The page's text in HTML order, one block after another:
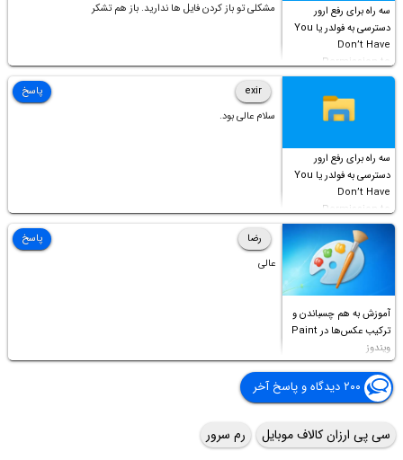
سه راه برای رفع ارور
دسترسی به فولدر یا You
Don’t Have
Permission to
Access this folder
مشکلی تو باز کردن فایل ها ندارید. باز هم تشکر
سه راه برای رفع ارور
دسترسی به فولدر یا You
Don’t Have
Permission to
Access this folder
exir
سلام عالی بود.
پاسخ
آموزش به هم چسباندن و
ترکیب عکس‌ها در Paint
ویندوز
رضا
عالی
پاسخ
۲۰۰ دیدگاه و پاسخ آخر
سی پی ارزان کالاف موبایل رم سرور